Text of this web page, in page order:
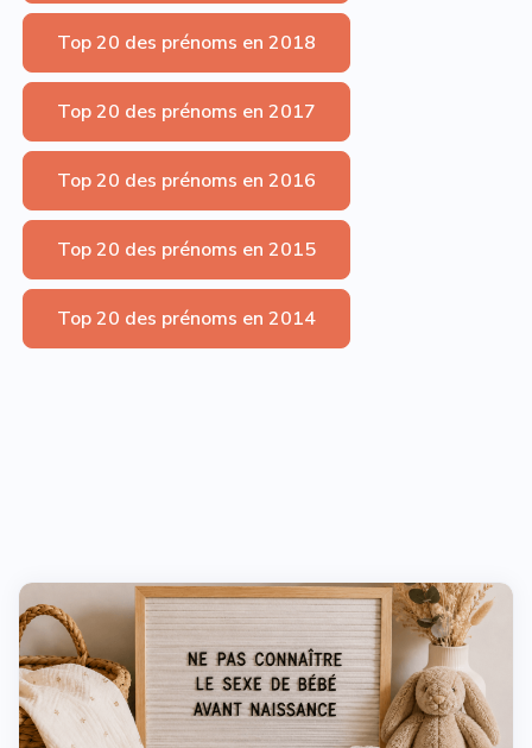
Top 20 des prénoms en 2018
Top 20 des prénoms en 2017
Top 20 des prénoms en 2016
Top 20 des prénoms en 2015
Top 20 des prénoms en 2014